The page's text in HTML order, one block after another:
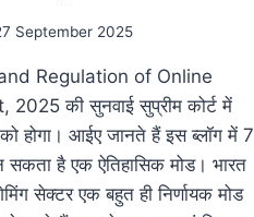
September 2025
Regulation of Online
की सुनवाई सुप्रीम कोर्ट में
होगा। आईए जानते हैं इस ब्लॉग में 7
सकता है एक ऐतिहासिक मोड। भारत
सेक्टर एक बहुत ही निर्णायक मोड